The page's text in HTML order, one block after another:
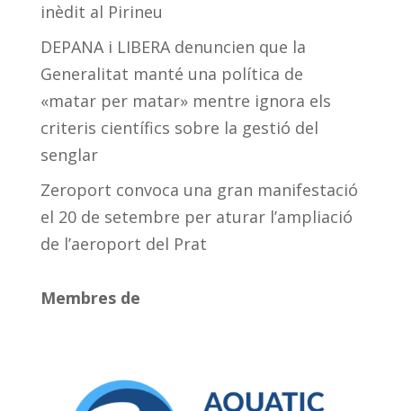
inèdit al Pirineu
DEPANA i LIBERA denuncien que la
Generalitat manté una política de
«matar per matar» mentre ignora els
criteris científics sobre la gestió del
senglar
Zeroport convoca una gran manifestació
el 20 de setembre per aturar l’ampliació
de l’aeroport del Prat
Membres de